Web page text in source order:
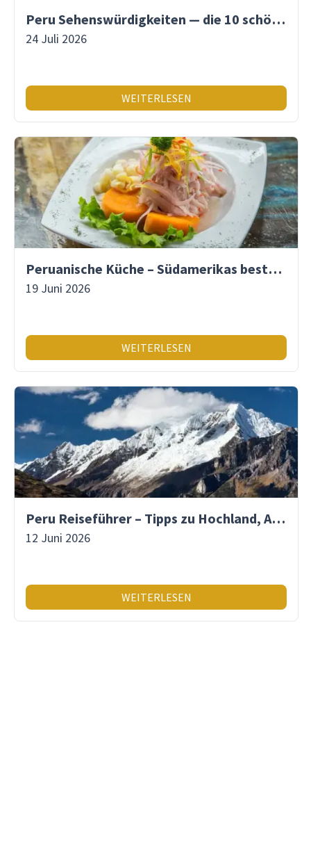
Peru Sehenswürdigkeiten — die 10 schönsten Orte
24 Juli 2026
WEITERLESEN
Peruanische Küche – Südamerikas beste Gastronomie
19 Juni 2026
WEITERLESEN
Peru Reiseführer – Tipps zu Hochland, Amazonas & Inka-Erbe
12 Juni 2026
WEITERLESEN